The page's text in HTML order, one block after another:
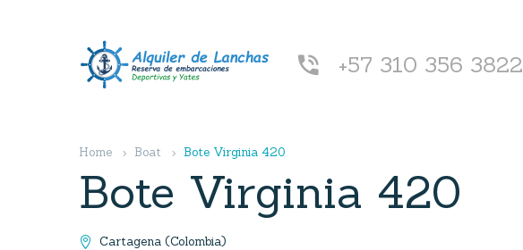

 +57 310 356 3822
Home Boat Bote Virginia 420
Bote Virginia 420
 Cartagena (Colombia)